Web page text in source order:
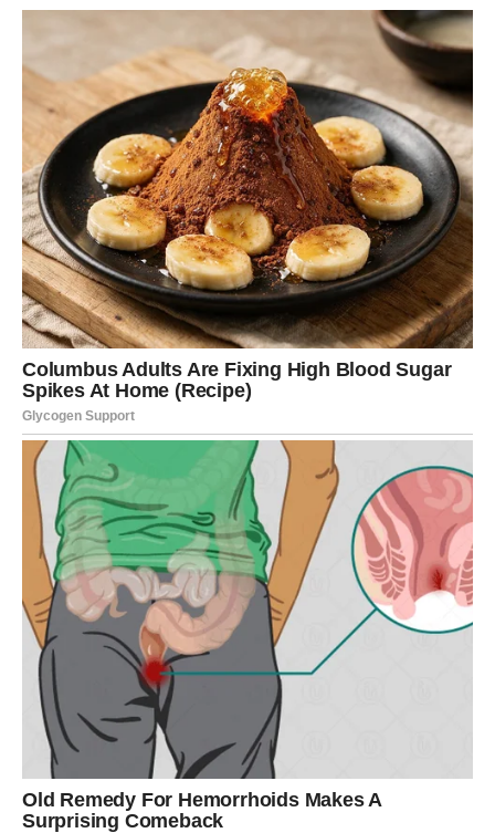
ne kroz rizik – i to je energija koja ti najviše prija.
Ljubav: emotivna sigurnost i
poštovanje
Na emotivnom planu sledeća nedelja donosi važno
razrešenje. Ako si bio u odnosu u kojem si se previše
žrtvovao, sada dolazi trenutak istine. Ili se odnos
stabilizuje kroz međusobno poštovanje i razumevanje, ili
shvataš da više ne želiš da nosiš teret sam. Karma te štiti
– više nema emotivnih dugova koji te iscrpljuju.
Jarčevi u stabilnim vezama mogu osetiti dublju
povezanost sa partnerom. Ne kroz strastvene ispade, već
kroz sigurnost, lojalnost i osećaj da imate zajednički
temelj. Slobodni Jarčevi mogu upoznati osobu koja ne
donosi haos, već mir. Ovo je ljubav koja se gradi polako,
ali traje dugo.
Najvažnije – prestaješ da se pitaš da li si dovoljno dobar.
Shvataš da nisi hladan, već oprezan; nisi zatvoren, već
dubok. I upravo takav kakav jesi – zaslužuješ ljubav.
Unutrašnji mir: najveći povrat
karme